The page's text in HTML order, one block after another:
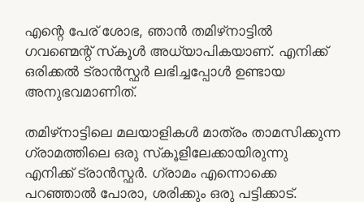
എന്റെ പേര് ശോഭ, ഞാൻ തമിഴ്‌നാട്ടിൽ
ഗവണ്മെന്റ് സ്‌കൂൾ അധ്യാപികയാണ്. എനിക്ക്
ഒരിക്കൽ ട്രാൻസ്ഫർ ലഭിച്ചപ്പോൾ ഉണ്ടായ
അനുഭവമാണിത്.
തമിഴ്‌നാട്ടിലെ മലയാളികൾ മാത്രം താമസിക്കുന്ന
ഗ്രാമത്തിലെ ഒരു സ്‌കൂളിലേക്കായിരുന്നു
എനിക്ക് ട്രാൻസ്ഫർ. ഗ്രാമം എന്നൊക്കെ
പറഞ്ഞാൽ പോരാ, ശരിക്കും ഒരു പട്ടിക്കാട്.